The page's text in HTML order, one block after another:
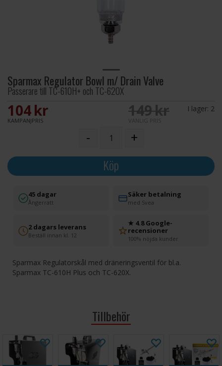
Sparmax Regulator Bowl m/ Drain Valve
Passerare till TC-610H+ och TC-620X
104 SEK
KAMPANJPRIS
149 SEK
VANLIG PRIS
I lager: 2
- +
Köp
45 dagar
Ångerrätt
Säker betalning
med Svea
2 dagars leverans
Beställ innan kl. 12
★ 4.8 Google-
recensioner
100% nöjda kunder
Sparmax Regulatorskål med dräneringsventil för bl.a.
Sparmax TC-610H Plus och TC-620X.
Tillbehör